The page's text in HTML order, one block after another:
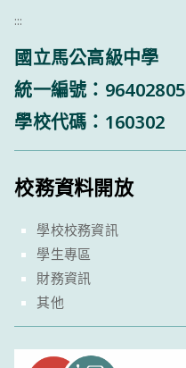
:::
國立馬公高級中學
統一編號：96402805
學校代碼：160302
校務資料開放
學校校務資訊
學生專區
財務資訊
其他